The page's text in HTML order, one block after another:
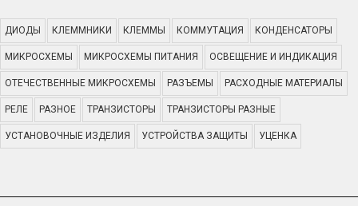
ДИОДЫ КЛЕММНИКИ КЛЕММЫ КОММУТАЦИЯ КОНДЕНСАТОРЫ
МИКРОСХЕМЫ МИКРОСХЕМЫ ПИТАНИЯ ОСВЕЩЕНИЕ И ИНДИКАЦИЯ
ОТЕЧЕСТВЕННЫЕ МИКРОСХЕМЫ РАЗЪЕМЫ РАСХОДНЫЕ МАТЕРИАЛЫ
РЕЛЕ РАЗНОЕ ТРАНЗИСТОРЫ ТРАНЗИСТОРЫ РАЗНЫЕ
УСТАНОВОЧНЫЕ ИЗДЕЛИЯ УСТРОЙСТВА ЗАЩИТЫ УЦЕНКА